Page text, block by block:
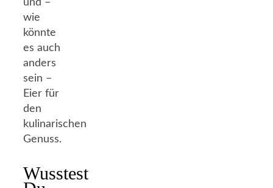
und –
wie
könnte
es auch
anders
sein –
Eier für
den
kulinarischen
Genuss.
Wusstest